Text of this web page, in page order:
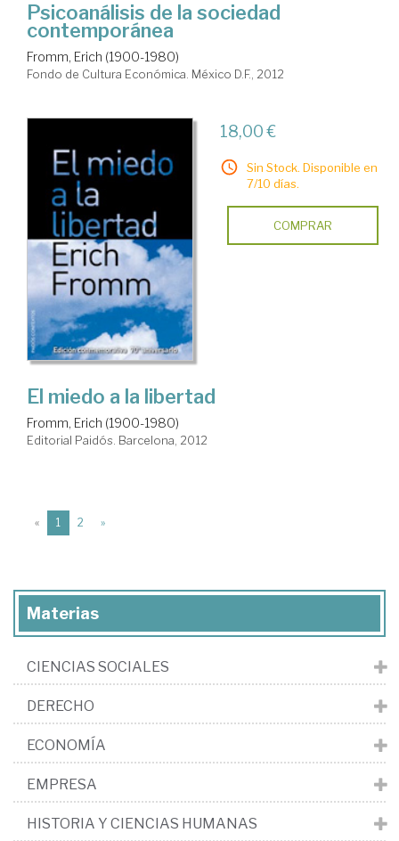
Psicoanálisis de la sociedad
contemporánea
Fromm, Erich (1900-1980)
Fondo de Cultura Económica. México D.F., 2012
18,00 €
Sin Stock. Disponible en
7/10 días.
COMPRAR
El miedo a la libertad
Fromm, Erich (1900-1980)
Editorial Paidós. Barcelona, 2012
« 1 (current)
2 »
Materias
CIENCIAS SOCIALES
DERECHO
ECONOMÍA
EMPRESA
HISTORIA Y CIENCIAS HUMANAS